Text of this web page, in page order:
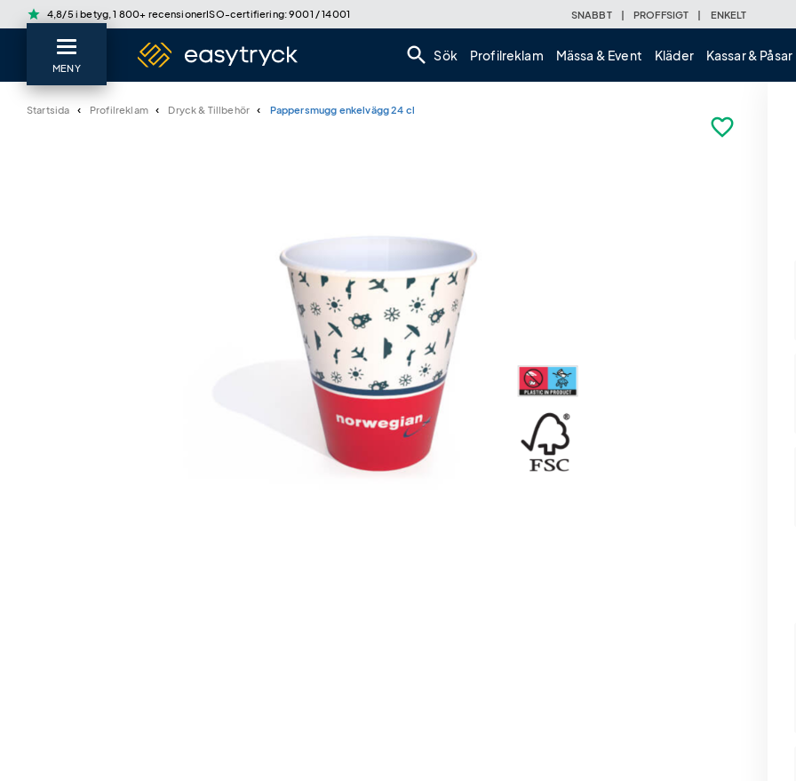
star 4,8/5 i betyg, 1 800+ recensionerISO-certifiering: 9001 / 14001 SNABBT | PROFFSIGT | ENKELT
search Sök Profilreklam Mässa & Event Kläder Kassar & Påsar
MENY
Startsida Profilreklam Dryck & Tillbehör Pappersmugg enkelvägg 24 cl
favorite_border